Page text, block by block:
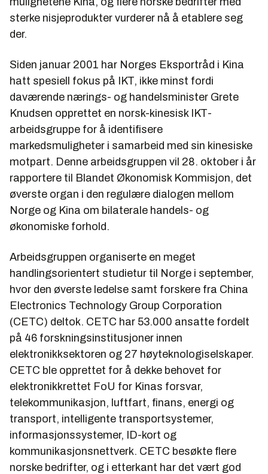
sterke nisjeprodukter vurderer nå å etablere seg
der.
Siden januar 2001 har Norges Eksportråd i Kina
hatt spesiell fokus på IKT, ikke minst fordi
daværende nærings- og handelsminister Grete
Knudsen opprettet en norsk-kinesisk IKT-
arbeidsgruppe for å identifisere
markedsmuligheter i samarbeid med sin kinesiske
motpart. Denne arbeidsgruppen vil 28. oktober i år
rapportere til Blandet Økonomisk Kommisjon, det
øverste organ i den regulære dialogen mellom
Norge og Kina om bilaterale handels- og
økonomiske forhold.
Arbeidsgruppen organiserte en meget
handlingsorientert studietur til Norge i september,
hvor den øverste ledelse samt forskere fra China
Electronics Technology Group Corporation
(CETC) deltok. CETC har 53.000 ansatte fordelt
på 46 forskningsinstitusjoner innen
elektronikksektoren og 27 høyteknologiselskaper.
CETC ble opprettet for å dekke behovet for
elektronikkrettet FoU for Kinas forsvar,
telekommunikasjon, luftfart, finans, energi og
transport, intelligente transportsystemer,
informasjonssystemer, ID-kort og
kommunikasjonsnettverk. CETC besøkte flere
norske bedrifter, og i etterkant har det vært god